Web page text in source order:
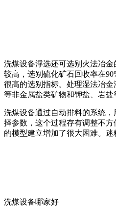
洗煤设备浮选还可选别火法冶
较高，选别硫化矿石回收率在
很高的选别指标。处理湿法冶
等非金属盐类矿物和钾盐、岩盐
洗煤设备通过自动排料的系统
择参数，这个过程存有调整不
的模型建立增加了很大困难。
洗煤设备哪家好